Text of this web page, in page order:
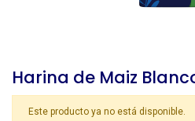
Harina de Maiz
Este producto ya no está disponible.